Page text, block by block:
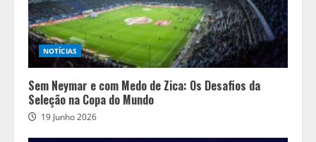
NOTÍCIAS
Sem Neymar e com Medo de Zica: Os Desafios da
Seleção na Copa do Mundo
19 Junho 2026